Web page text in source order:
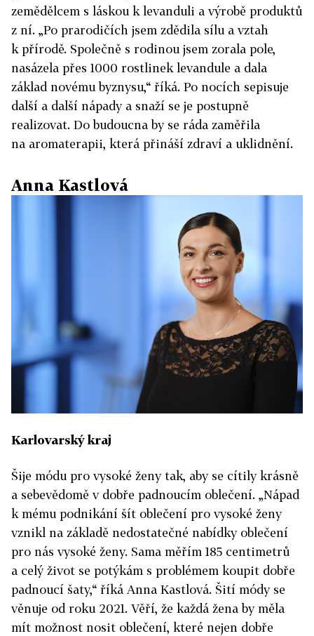
zemědělcem s láskou k levanduli a výrobě produktů
z ní. „Po prarodičích jsem zdědila sílu a vztah
k přírodě. Společně s rodinou jsem zorala pole,
nasázela přes 1000 rostlinek levandule a dala
základ novému byznysu,“ říká. Po nocích sepisuje
další a další nápady a snaží se je postupně
realizovat. Do budoucna by se ráda zaměřila
na aromaterapii, která přináší zdraví a uklidnění.
Anna Kastlová
Karlovarský kraj
Šije módu pro vysoké ženy tak, aby se cítily krásně
a sebevědomě v dobře padnoucím oblečení. „Nápad
k mému podnikání šít oblečení pro vysoké ženy
vznikl na základě nedostatečné nabídky oblečení
pro nás vysoké ženy. Sama měřím 185 centimetrů
a celý život se potýkám s problémem koupit dobře
padnoucí šaty,“ říká Anna Kastlová. Šití módy se
věnuje od roku 2021. Věří, že každá žena by měla
mít možnost nosit oblečení, které nejen dobře